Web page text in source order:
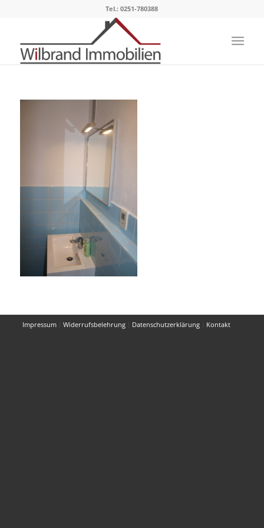
Tel.: 0251-780388
Impressum Widerrufsbelehrung Datenschutzerklärung Kontakt